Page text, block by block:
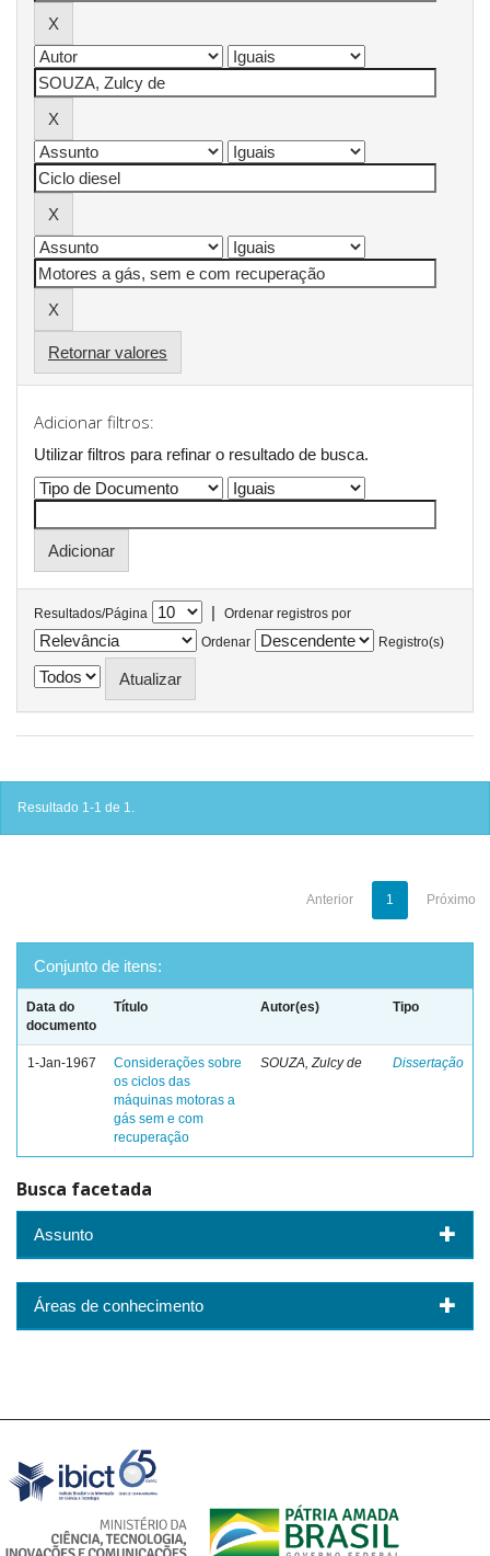
Retornar valores
Adicionar filtros:
Utilizar filtros para refinar o resultado de busca.
Resultados/Página |
Ordenar registros por
Ordenar
Registro(s)
Resultado 1-1 de 1.
Anterior 1 Próximo
Conjunto de itens:
Data do
documento
Título Autor(es) Tipo
1-Jan-1967
Considerações sobre
os ciclos das
máquinas motoras a
gás sem e com
recuperação
SOUZA, Zulcy de Dissertação
Busca facetada
Assunto
Áreas de conhecimento